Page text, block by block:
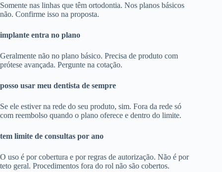
Somente nas linhas que têm ortodontia. Nos planos básicos
não. Confirme isso na proposta.
implante entra no plano
Geralmente não no plano básico. Precisa de produto com
prótese avançada. Pergunte na cotação.
posso usar meu dentista de sempre
Se ele estiver na rede do seu produto, sim. Fora da rede só
com reembolso quando o plano oferece e dentro do limite.
tem limite de consultas por ano
O uso é por cobertura e por regras de autorização. Não é por
teto geral. Procedimentos fora do rol não são cobertos.